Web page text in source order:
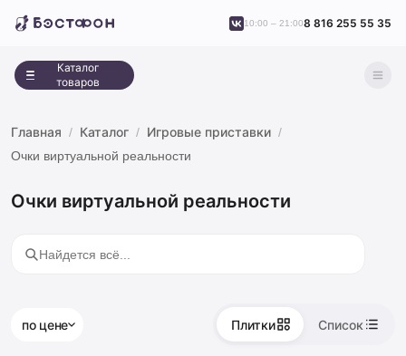
Каталог
товаров
10:00 – 21:008 816 255 55 35
Главная Каталог Игровые приставки
Очки виртуальной реальности
Очки виртуальной реальности
по цене Плитки Список